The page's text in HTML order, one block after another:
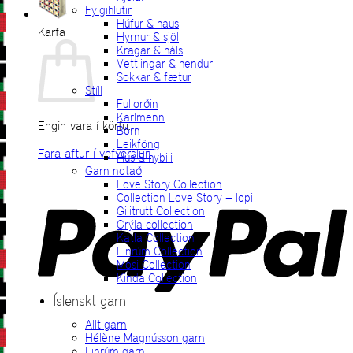
Karfa
Engin vara í körfu.
Fara aftur í vefverslun
Fylgihlutir
Húfur & haus
Hyrnur & sjöl
Kragar & háls
Vettlingar & hendur
Sokkar & fætur
Stíll
Fullorðin
Karlmenn
Börn
Leikföng
Hús & hybili
Garn notað
Love Story Collection
Collection Love Story + lopi
Gilitrutt Collection
Grýla collection
Katla Collection
Einrúm Collection
Mosi Collection
Kinda Collection
Íslenskt garn
Allt garn
Hélène Magnússon garn